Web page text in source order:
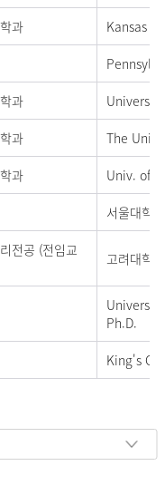
과 Kansas
과
과 The
과 Univ. of
서울대학
전공 (전임교
고려대학
Ph.D.
King's